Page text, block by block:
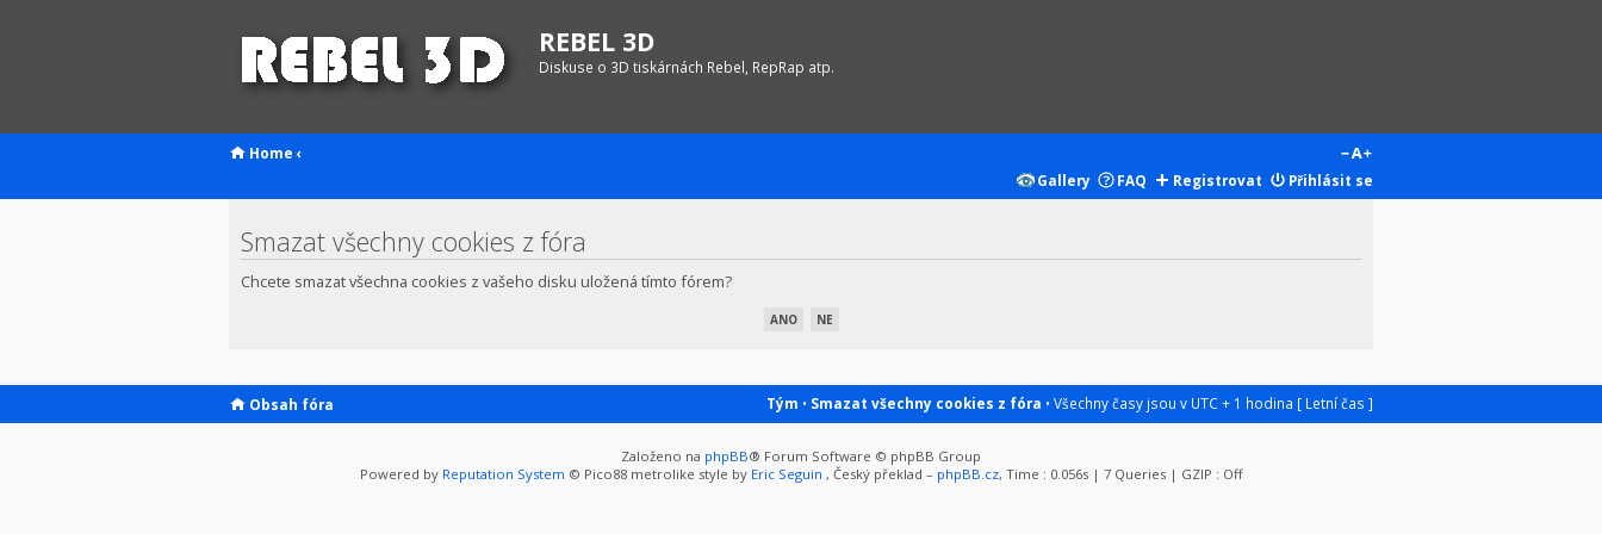
REBEL 3D
Diskuse o 3D tiskárnách Rebel, RepRap atp.
Home ‹
Gallery
FAQ Registrovat Přihlásit se
Smazat všechny cookies z fóra
Chcete smazat všechna cookies z vašeho disku uložená tímto fórem?
Obsah fóra Tým • Smazat všechny cookies z fóra • Všechny časy jsou v UTC + 1 hodina [ Letní čas ]
Založeno na phpBB® Forum Software © phpBB Group
Powered by Reputation System © Pico88 metrolike style by Eric Seguin , Český překlad – phpBB.cz, Time : 0.056s | 7 Queries | GZIP : Off